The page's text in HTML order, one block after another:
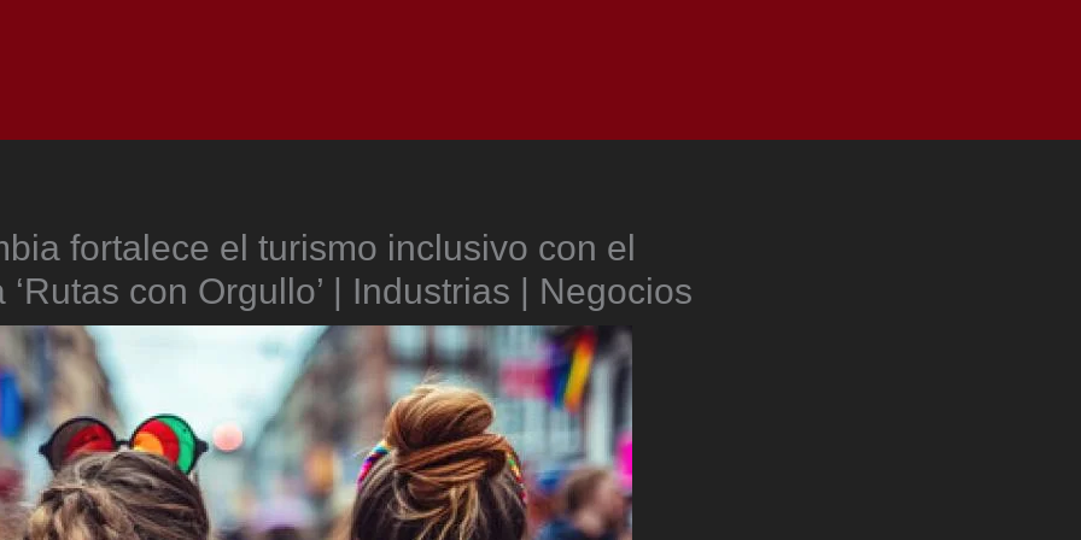
fortalece el turismo inclusivo con el
‘Rutas con Orgullo’ | Industrias | Negocios